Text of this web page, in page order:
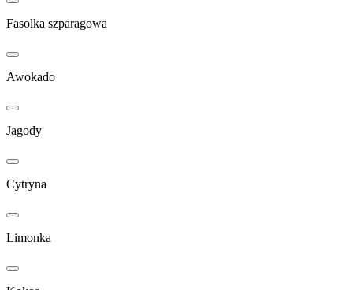
Fasolka szparagowa
Awokado
Jagody
Cytryna
Limonka